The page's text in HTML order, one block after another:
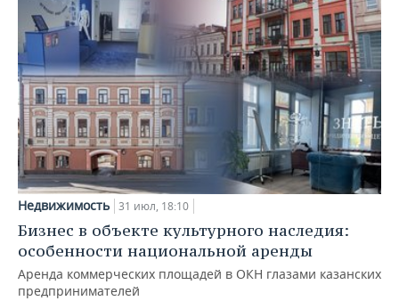
Недвижимость 31 июл, 18:10
Бизнес в объекте культурного наследия:
особенности национальной аренды
Аренда коммерческих площадей в ОКН глазами казанских
предпринимателей